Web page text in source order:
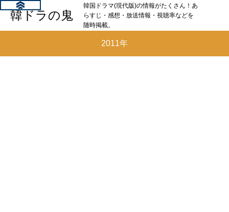
韓ドラの鬼
韓国ドラマ(現代版)の情報がたくさん！あ
らすじ・感想・放送情報・視聴率などを
随時掲載。
2011年